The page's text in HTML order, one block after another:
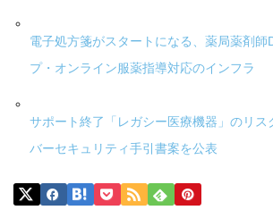
電子処方箋がスタートになる、薬局薬剤師
プ・オンライン服薬指導対応のインフラ
サポート終了「レガシー医療機器」のリス
バーセキュリティ手引書案を公表